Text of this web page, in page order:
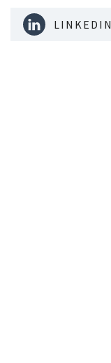
LINKEDIN